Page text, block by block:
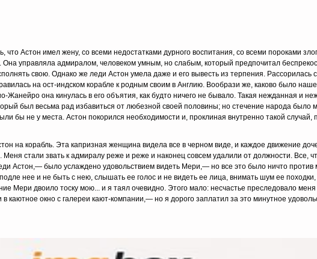
Астон имел жену, со всеми недостатками дурного воспитания, со всеми пороками
Она управляла адмиралом, человеком умным, но слабым, который предпочитал
свою. Однако же леди Астон умела даже и его вывесть из терпения.
на ост-индском корабле к родным своим в Англию. Вообра­зи же, каково было
Жанейро она кинулась в его объятия, как будто ничего не бывало. Такая неждан­ная и
был весьма рад избавиться от любезной своей половины; но стечение народа было
бы не у места. Астон покорился необходимости и, проклиная внутренно такой случай,
на ко­рабль. Эта капризная женщина видела все в черном виде, и каждое движение
стали звать к адмиралу реже и реже и наконец совсем удалили от должности. Все,
Астон,— было услаждено удо­вольствием видеть Мери,— но все это было ничто про­тив
нее и не быть с нею, слышать ее голос и не видеть ее лица, внимать шум ее походки,
Мери двоило тоску мою... и я таял очевидно. Это­го мало: несчастье преследовало
каютное окно с галереи кают-компании,— но я дорого запла­тил за это минутное